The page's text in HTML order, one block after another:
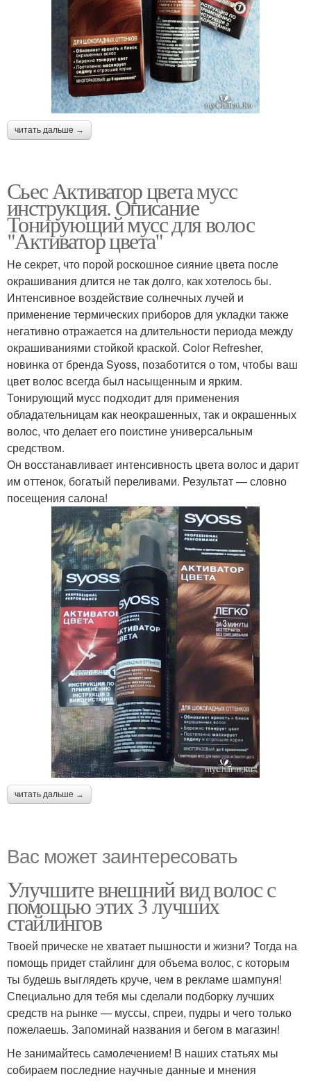
читать дальше →
Сьес Активатор цвета мусс
инструкция. Описание
Тонирующий мусс для волос
"Активатор цвета"
Не секрет, что порой роскошное сияние цвета после
окрашивания длится не так долго, как хотелось бы.
Интенсивное воздействие солнечных лучей и
применение термических приборов для укладки также
негативно отражается на длительности периода между
окрашиваниями стойкой краской. Color Refresher,
новинка от бренда Syoss, позаботится о том, чтобы ваш
цвет волос всегда был насыщенным и ярким.
Тонирующий мусс подходит для применения
обладательницам как неокрашенных, так и окрашенных
волос, что делает его поистине универсальным
средством.
Он восстанавливает интенсивность цвета волос и дарит
им оттенок, богатый переливами. Результат — словно
посещения салона!
читать дальше →
Вас может заинтересовать
Улучшите внешний вид волос с
помощью этих 3 лучших
стайлингов
Твоей прическе не хватает пышности и жизни? Тогда на
помощь придет стайлинг для объема волос, с которым
ты будешь выглядеть круче, чем в рекламе шампуня!
Специально для тебя мы сделали подборку лучших
средств на рынке — муссы, спреи, пудры и чего только
пожелаешь. Запоминай названия и бегом в магазин!
Не занимайтесь самолечением! В наших статьях мы
собираем последние научные данные и мнения